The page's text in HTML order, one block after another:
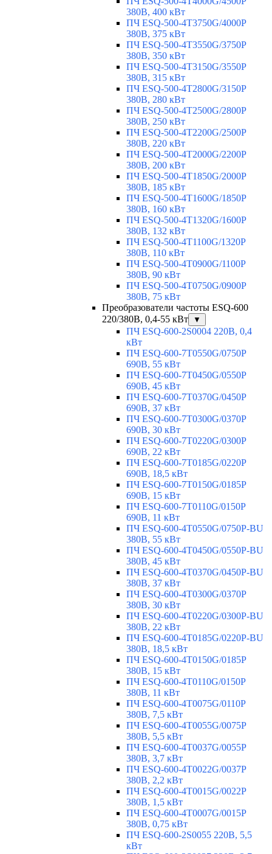
380В, 400 кВт
ПЧ ESQ-500-4T3750G/4000P
380В, 375 кВт
ПЧ ESQ-500-4T3550G/3750P
380В, 350 кВт
ПЧ ESQ-500-4T3150G/3550P
380В, 315 кВт
ПЧ ESQ-500-4T2800G/3150P
380В, 280 кВт
ПЧ ESQ-500-4T2500G/2800P
380В, 250 кВт
ПЧ ESQ-500-4T2200G/2500P
380В, 220 кВт
ПЧ ESQ-500-4T2000G/2200P
380В, 200 кВт
ПЧ ESQ-500-4T1850G/2000P
380В, 185 кВт
ПЧ ESQ-500-4T1600G/1850P
380В, 160 кВт
ПЧ ESQ-500-4T1320G/1600P
380В, 132 кВт
ПЧ ESQ-500-4T1100G/1320P
380В, 110 кВт
ПЧ ESQ-500-4T0900G/1100P
380В, 90 кВт
ПЧ ESQ-500-4T0750G/0900P
380В, 75 кВт
Преобразователи частоты ESQ-600
220/380В, 0,4-55 кВт
▼
ПЧ ESQ-600-2S0004 220В, 0,4
кВт
ПЧ ESQ-600-7T0550G/0750P
690В, 55 кВт
ПЧ ESQ-600-7T0450G/0550P
690В, 45 кВт
ПЧ ESQ-600-7T0370G/0450P
690В, 37 кВт
ПЧ ESQ-600-7T0300G/0370P
690В, 30 кВт
ПЧ ESQ-600-7T0220G/0300P
690В, 22 кВт
ПЧ ESQ-600-7T0185G/0220P
690В, 18,5 кВт
ПЧ ESQ-600-7T0150G/0185P
690В, 15 кВт
ПЧ ESQ-600-7T0110G/0150P
690В, 11 кВт
ПЧ ESQ-600-4T0550G/0750P-BU
380В, 55 кВт
ПЧ ESQ-600-4T0450G/0550P-BU
380В, 45 кВт
ПЧ ESQ-600-4T0370G/0450P-BU
380В, 37 кВт
ПЧ ESQ-600-4T0300G/0370P
380В, 30 кВт
ПЧ ESQ-600-4T0220G/0300P-BU
380В, 22 кВт
ПЧ ESQ-600-4T0185G/0220P-BU
380В, 18,5 кВт
ПЧ ESQ-600-4T0150G/0185P
380В, 15 кВт
ПЧ ESQ-600-4T0110G/0150P
380В, 11 кВт
ПЧ ESQ-600-4T0075G/0110P
380В, 7,5 кВт
ПЧ ESQ-600-4T0055G/0075P
380В, 5,5 кВт
ПЧ ESQ-600-4T0037G/0055P
380В, 3,7 кВт
ПЧ ESQ-600-4T0022G/0037P
380В, 2,2 кВт
ПЧ ESQ-600-4T0015G/0022P
380В, 1,5 кВт
ПЧ ESQ-600-4T0007G/0015P
380В, 0,75 кВт
ПЧ ESQ-600-2S0055 220В, 5,5
кВт